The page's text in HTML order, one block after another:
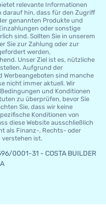
relevante Informationen
darauf hin, dass für den Zugriff
genannten Produkte und
oder sonstige
sind. Sollten Sie in unserem
Sie zur Zahlung oder zur
werden,
Unser Ziel ist es, nützliche
Aufgrund der
sind manche
nicht immer aktuell. Wir
und Konditionen
zu überprüfen, bevor Sie
Sie, dass wir keine
Konditionen von
diese Website ausschließlich
als Finanz-, Rechts- oder
verstehen ist.
0001-31 - COSTA BUILDER